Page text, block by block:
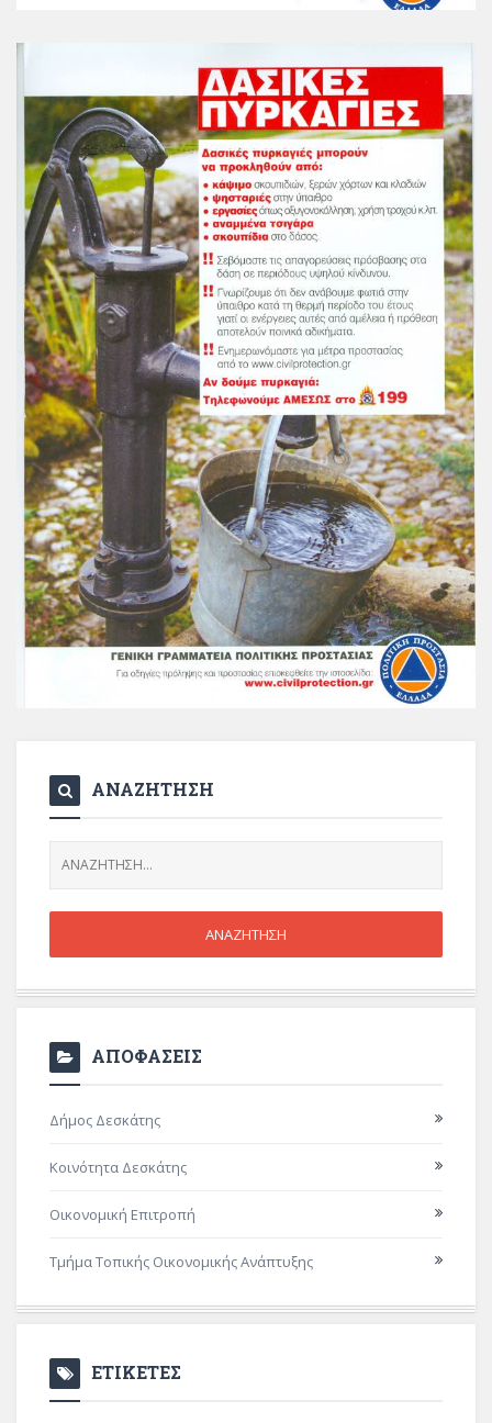
ΑΝΑΖΗΤΗΣΗ
ΑΠΟΦΑΣΕΙΣ
Δήμος Δεσκάτης
Κοινότητα Δεσκάτης
Οικονομική Επιτροπή
Τμήμα Τοπικής Οικονομικής Ανάπτυξης
ΕΤΙΚΕΤΕΣ